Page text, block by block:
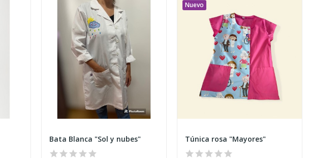
Bata Blanca "Sol y nubes"
Nuevo
Túnica rosa "Mayores"